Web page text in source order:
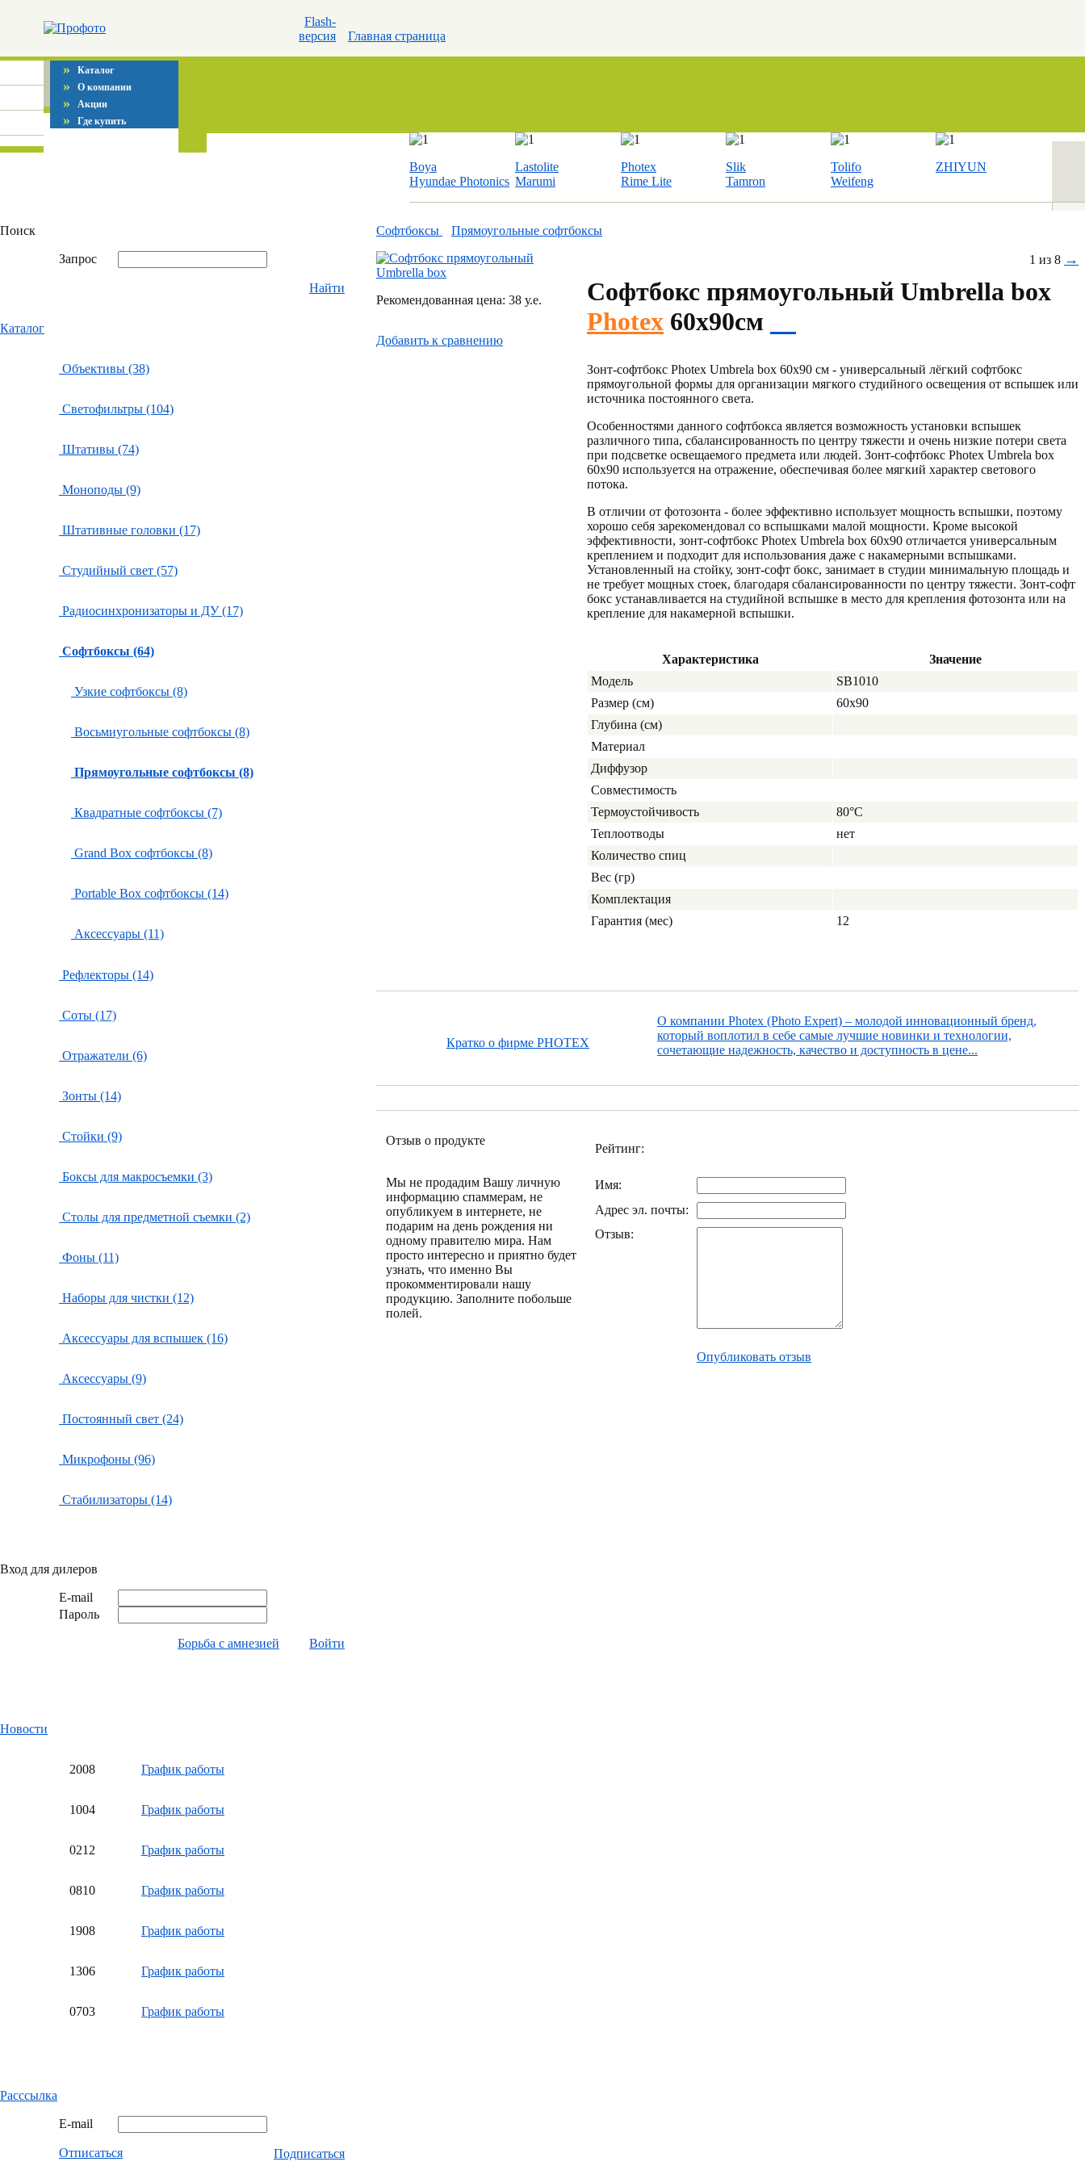
Flash-
версия
Главная страница
» Каталог
» О компании
» Акции
» Где купить
Boya
Hyundae Photonics
Lastolite
Marumi
Photex
Rime Lite
Slik
Tamron
Tolifo
Weifeng
ZHIYUN
Поиск
Запрос
Найти
Каталог
Объективы (38)
Светофильтры (104)
Штативы (74)
Моноподы (9)
Штативные головки (17)
Студийный свет (57)
Радиосинхронизаторы и ДУ (17)
Софтбоксы (64)
Узкие софтбоксы (8)
Восьмиугольные софтбоксы (8)
Прямоугольные софтбоксы (8)
Квадратные софтбоксы (7)
Grand Box софтбоксы (8)
Portable Box софтбоксы (14)
Аксессуары (11)
Рефлекторы (14)
Соты (17)
Отражатели (6)
Зонты (14)
Стойки (9)
Боксы для макросъемки (3)
Столы для предметной съемки (2)
Фоны (11)
Наборы для чистки (12)
Аксессуары для вспышек (16)
Аксессуары (9)
Постоянный свет (24)
Микрофоны (96)
Стабилизаторы (14)
Вход для дилеров
E-mail
Пароль
Борьба с амнезией Войти
Новости
2008 График работы
1004 График работы
0212 График работы
0810 График работы
1908 График работы
1306 График работы
0703 График работы
Расссылка
E-mail
Отписаться Подписаться
Софтбоксы Прямоугольные софтбоксы
Рекомендованная цена: 38 у.е.
Добавить к cравнению
1 из 8 →
Софтбокс прямоугольный Umbrella box
Photex 60х90см
Зонт-софтбокс Photex Umbrela box 60x90 см - универсальный лёгкий софтбокс
прямоугольной формы для организации мягкого студийного освещения от вспышек или
источника постоянного света.
Особенностями данного софтбокса является возможность установки вспышек
различного типа, сбалансированность по центру тяжести и очень низкие потери света
при подсветке освещаемого предмета или людей. Зонт-софтбокс Photex Umbrela box
60x90 используется на отражение, обеспечивая более мягкий характер светового
потока.
В отличии от фотозонта - более эффективно использует мощность вспышки, поэтому
хорошо себя зарекомендовал со вспышками малой мощности. Кроме высокой
эффективности, зонт-софтбокс Photex Umbrela box 60x90 отличается универсальным
креплением и подходит для использования даже с накамерными вспышками.
Установленный на стойку, зонт-софт бокс, занимает в студии минимальную площадь и
не требует мощных стоек, благодаря сбалансированности по центру тяжести. Зонт-софт
бокс устанавливается на студийной вспышке в место для крепления фотозонта или на
крепление для накамерной вспышки.
Характеристика
Значение
Модель
SB1010
Размер (см)
60x90
Глубина (см)
Материал
Диффузор
Совместимость
Термоустойчивость
80°C
Теплоотводы
нет
Количество спиц
Вес (гр)
Комплектация
Гарантия (мес)
12
Кратко о фирме PHOTEX
О компании Photex (Photo Expert) – молодой инновационный бренд,
который воплотил в себе самые лучшие новинки и технологии,
сочетающие надежность, качество и доступность в цене...
Отзыв о продукте
Мы не продадим Вашу личную
информацию спаммерам, не
опубликуем в интернете, не
подарим на день рождения ни
одному правителю мира. Нам
просто интересно и приятно будет
узнать, что именно Вы
прокомментировали нашу
продукцию. Заполните побольше
полей.
Рейтинг:
Имя:
Адрес эл. почты:
Отзыв:
Опубликовать отзыв